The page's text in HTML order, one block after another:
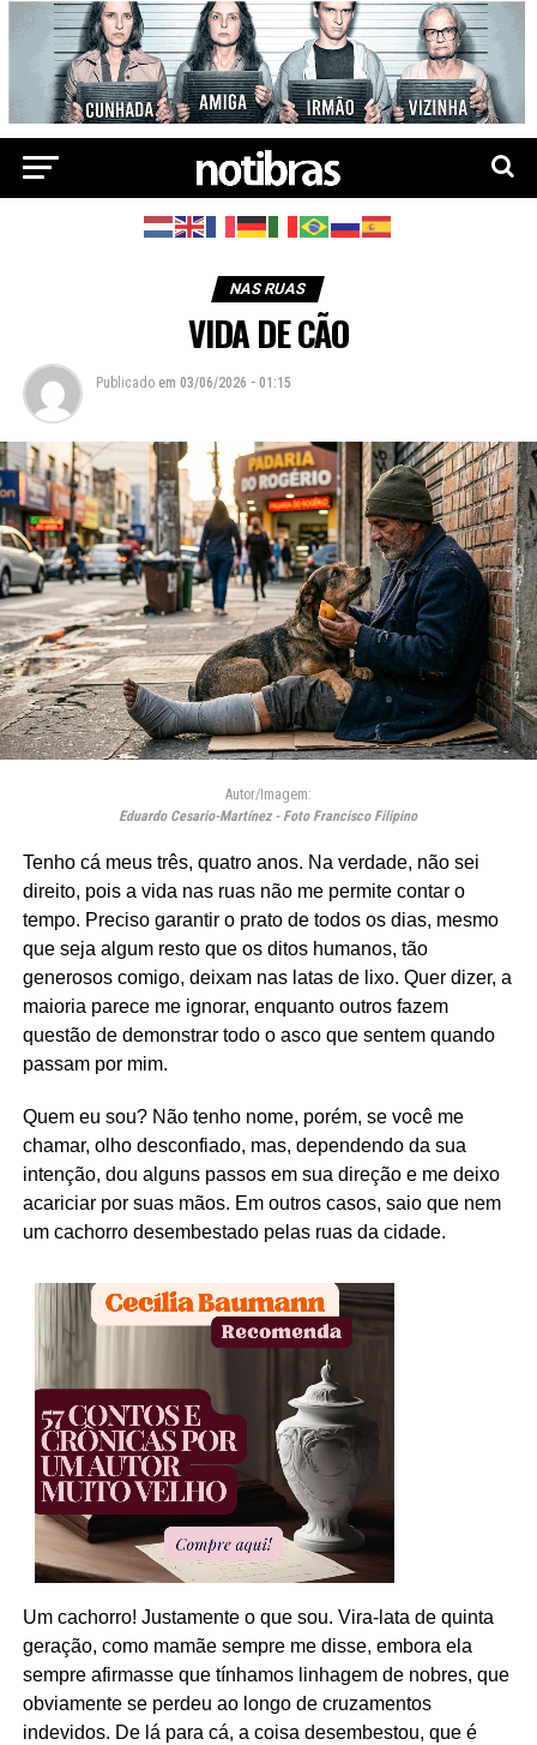
NAS RUAS
VIDA DE CÃO
Publicado em 03/06/2026 - 01:15
Autor/Imagem:
Eduardo Cesario-Martínez - Foto Francisco Filipino
Tenho cá meus três, quatro anos. Na verdade, não sei
direito, pois a vida nas ruas não me permite contar o
tempo. Preciso garantir o prato de todos os dias, mesmo
que seja algum resto que os ditos humanos, tão
generosos comigo, deixam nas latas de lixo. Quer dizer, a
maioria parece me ignorar, enquanto outros fazem
questão de demonstrar todo o asco que sentem quando
passam por mim.
Quem eu sou? Não tenho nome, porém, se você me
chamar, olho desconfiado, mas, dependendo da sua
intenção, dou alguns passos em sua direção e me deixo
acariciar por suas mãos. Em outros casos, saio que nem
um cachorro desembestado pelas ruas da cidade.
Um cachorro! Justamente o que sou. Vira-lata de quinta
geração, como mamãe sempre me disse, embora ela
sempre afirmasse que tínhamos linhagem de nobres, que
obviamente se perdeu ao longo de cruzamentos
indevidos. De lá para cá, a coisa desembestou, que é